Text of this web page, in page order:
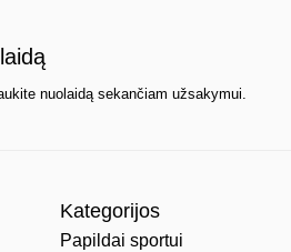
nuolaidą sekančiam užsakymui.
Kategorijos
Papildai sportui